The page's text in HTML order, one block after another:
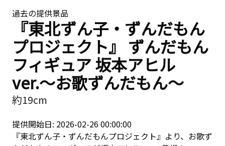
過去の提供景品
『東北ずん子・ずんだもん
プロジェクト』 ずんだもん
フィギュア 坂本アヒル
ver.〜お歌ずんだもん〜
約19cm
提供開始日: 2026-02-26 00:00:00
『東北ずん子・ずんだもんプロジェクト』より、お歌ず